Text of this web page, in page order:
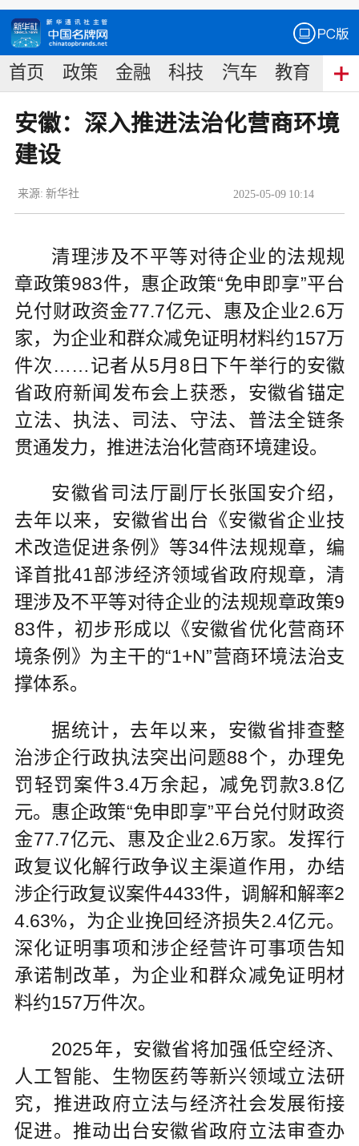
首页 政策 金融 科技 汽车 教育 食
安徽：深入推进法治化营商环境
建设
2025-05-09 10:14
来源: 新华社
清理涉及不平等对待企业的法规规
章政策983件，惠企政策“免申即享”平台
兑付财政资金77.7亿元、惠及企业2.6万
家，为企业和群众减免证明材料约157万
件次……记者从5月8日下午举行的安徽
省政府新闻发布会上获悉，安徽省锚定
立法、执法、司法、守法、普法全链条
贯通发力，推进法治化营商环境建设。
安徽省司法厅副厅长张国安介绍，
去年以来，安徽省出台《安徽省企业技
术改造促进条例》等34件法规规章，编
译首批41部涉经济领域省政府规章，清
理涉及不平等对待企业的法规规章政策9
83件，初步形成以《安徽省优化营商环
境条例》为主干的“1+N”营商环境法治支
撑体系。
据统计，去年以来，安徽省排查整
治涉企行政执法突出问题88个，办理免
罚轻罚案件3.4万余起，减免罚款3.8亿
元。惠企政策“免申即享”平台兑付财政资
金77.7亿元、惠及企业2.6万家。发挥行
政复议化解行政争议主渠道作用，办结
涉企行政复议案件4433件，调解和解率2
4.63%，为企业挽回经济损失2.4亿元。
深化证明事项和涉企经营许可事项告知
承诺制改革，为企业和群众减免证明材
料约157万件次。
2025年，安徽省将加强低空经济、
人工智能、生物医药等新兴领域立法研
究，推进政府立法与经济社会发展衔接
促进。推动出台安徽省政府立法审查办